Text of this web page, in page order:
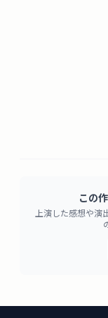
この
上演した感想や